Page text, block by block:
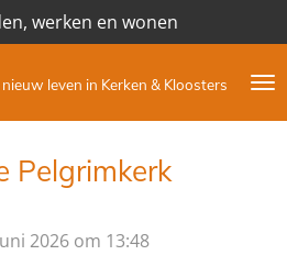
leven in Kerken & Kloosters
werken en wonen
Pelgrimkerk
2026 om 13:48